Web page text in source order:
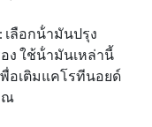
ลือกน้ํามันปรุง
ง ใช้น้ํามันเหล่านี้
อเติมแคโรทีนอยด์
ณ